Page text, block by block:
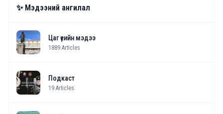
✨ Мэдээний ангилал
Цаг үеийн мэдээ
1889 Articles
Подкаст
19 Articles